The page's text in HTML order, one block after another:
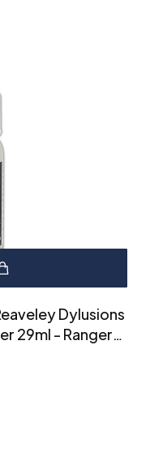
Dylusions
29ml - Ranger